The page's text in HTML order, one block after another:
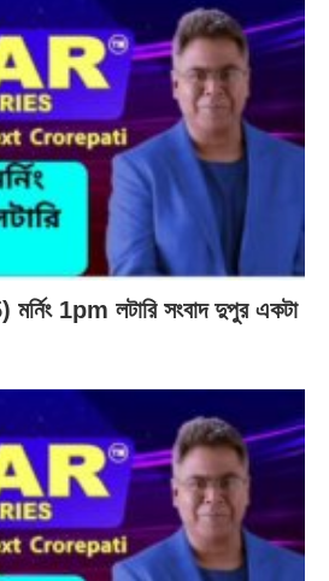
1pm লটারি সংবাদ দুপুর একটা